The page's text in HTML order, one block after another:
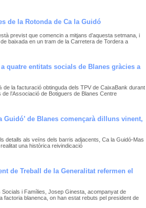
de la Rotonda de Ca la Guidó
previst que comencin a mitjans d’aquesta setmana, i
baixada en un tram de la Carretera de Tordera a
a quatre entitats socials de Blanes gràcies a
de la facturació obtinguda dels TPV de CaixaBank durant
l’Associació de Botiguers de Blanes Centre
Guidó’ de Blanes començarà dilluns vinent,
detalls als veïns dels barris adjacents, Ca la Guidó-Mas
una històrica reivindicació
de Treball de la Generalitat refermen el
i Famílies, Josep Ginesta, acompanyat de
factoria blanenca, on han estat rebuts pel president de